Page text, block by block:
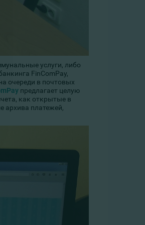
услуги, либо
FinComPay,
очереди в почтовых
предлагает целую
как открытые в
архива платежей,